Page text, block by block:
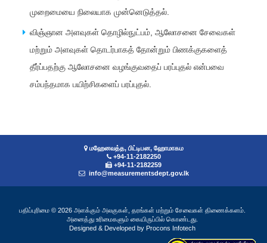
முறைமையை நிலையாக முன்னெடுத்தல்.
விஞ்ஞான அளவுகள் தொழில்நுட்பம், ஆலோசனை சேவைகள்
மற்றும் அளவுகள் தொடர்பாகத் தோன்றும் பிணக்குகளைத்
தீர்ப்பதற்கு ஆலோசனை வழங்குவதைப் பரப்புதல் என்பவை
சம்பந்தமாக பயிற்சிகளைப் பரப்புதல்.
மஹேனவத்த, பிட்டிபன, ஹோமாகம
+94-11-2182250
+94-11-2182259
info@measurementsdept.gov.lk
பதிப்புரிமை © 2026 அளக்கும் அலகுகள், தரங்கள் மற்றும் சேவைகள் திணைக்களம்.
அனைத்து உரிமைகளும் கையிருப்பில் கொண்டது.
Designed & Developed by Procons Infotech